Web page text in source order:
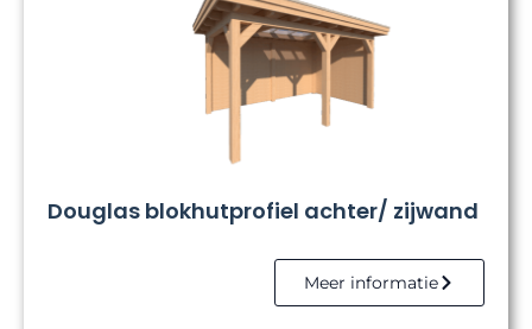
Douglas blokhutprofiel achter/ zijwand
Meer informatie